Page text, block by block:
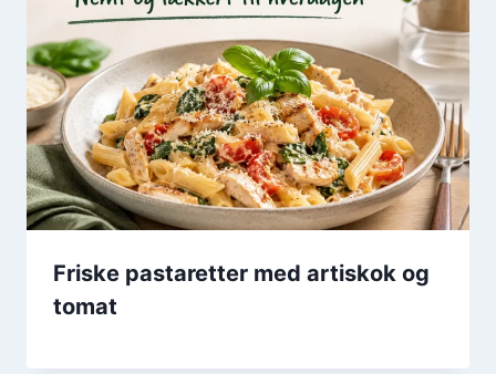
Friske pastaretter med artiskok og
tomat